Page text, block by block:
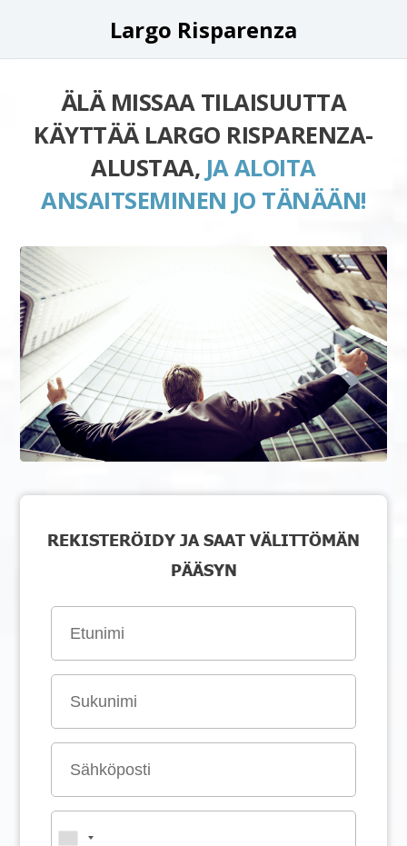
Largo Risparenza
ÄLÄ MISSAA TILAISUUTTA
KÄYTTÄÄ LARGO RISPARENZA-
ALUSTAA, JA ALOITA
ANSAITSEMINEN JO TÄNÄÄN!
REKISTERÖIDY JA SAAT VÄLITTÖMÄN
PÄÄSYN